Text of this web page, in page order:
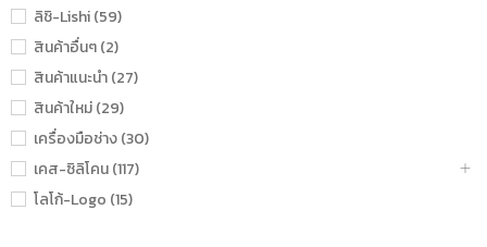
ลิชิ-Lishi (59)
สินค้าอื่นๆ (2)
สินค้าแนะนำ (27)
สินค้าใหม่ (29)
เครื่องมือช่าง (30)
เคส-ซิลิโคน (117)
โลโก้-Logo (15)